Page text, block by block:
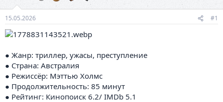
15.05.2026 #1
● Жанр: триллер, ужасы, преступление
● Страна: Австралия
● Режиссёр: Мэттью Холмс
● Продолжительность: 85 минут
● Рейтинг: Кинопоиск 6.2/ IMDb 5.1